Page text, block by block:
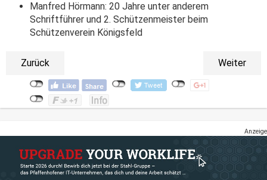
Manfred Hörmann: 20 Jahre unter anderem
Schriftführer und 2. Schützenmeister beim
Schützenverein Königsfeld
Zurück Weiter
Anzeige